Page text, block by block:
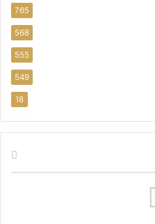
765
568
555
549
18